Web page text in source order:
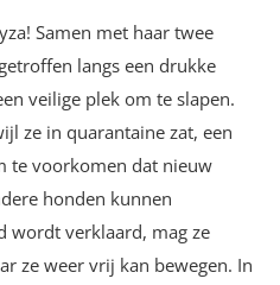
Samen met haar twee
langs een drukke
veilige plek om te slapen.
ze in quarantaine zat, een
te voorkomen dat nieuw
honden kunnen
wordt verklaard, mag ze
ze weer vrij kan bewegen. In